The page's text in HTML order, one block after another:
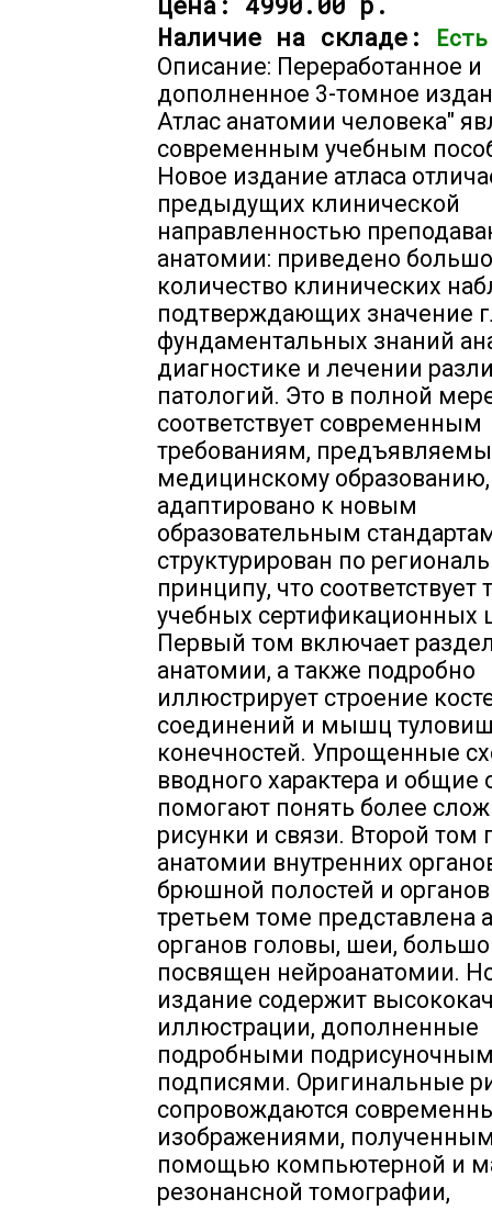
Наличие на складе:
Описание: Переработанное и
дополненное 3-томное
Атлас анатомии человека"
современным учебным
Новое издание атласа
предыдущих клинической
направленностью
анатомии: приведено
количество клинических
подтверждающих значение
фундаментальных знаний
диагностике и лечении
патологий. Это в полной
соответствует современным
требованиям,
медицинскому
адаптировано к новым
образовательным
структурирован по
принципу, что соответствует
учебных сертификационных
Первый том включает
анатомии, а также подробно
иллюстрирует строение
соединений и мышц
конечностей. Упрощенные
вводного характера и общие
помогают понять более
рисунки и связи. Второй том
анатомии внутренних
брюшной полостей и органов
третьем томе представлена
органов головы, шеи,
посвящен нейроанатомии.
издание содержит
иллюстрации, дополненные
подробными
подписями. Оригинальные
сопровождаются
изображениями,
помощью компьютерной и
резонансной томографии,